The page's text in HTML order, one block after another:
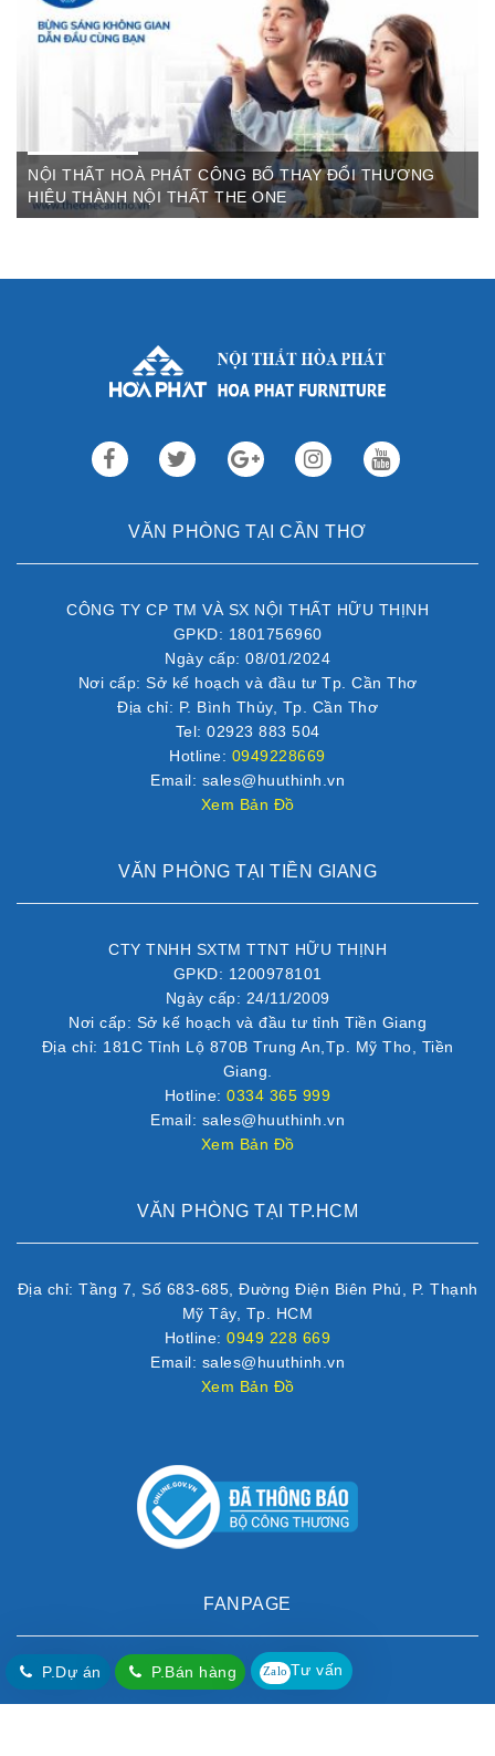
Thất Hòa Phát Ngày ...
NỘI THẤT HOÀ PHÁT CÔNG BỐ THAY ĐỔI THƯƠNG
HIỆU THÀNH NỘI THẤT THE ONE
VĂN PHÒNG TẠI CẦN THƠ
CÔNG TY CP TM VÀ SX NỘI THẤT HỮU THỊNH
GPKD: 1801756960
Ngày cấp: 08/01/2024
Nơi cấp: Sở kế hoạch và đầu tư Tp. Cần Thơ
Địa chỉ: P. Bình Thủy, Tp. Cần Thơ
Tel: 02923 883 504
Hotline: 0949228669
Email: sales@huuthinh.vn
Xem Bản Đồ
VĂN PHÒNG TẠI TIỀN GIANG
CTY TNHH SXTM TTNT HỮU THỊNH
GPKD: 1200978101
Ngày cấp: 24/11/2009
Nơi cấp: Sở kế hoạch và đầu tư tỉnh Tiền Giang
Địa chỉ: 181C Tỉnh Lộ 870B Trung An,Tp. Mỹ Tho, Tiền
Giang.
Hotline:0334 365 999
Email: sales@huuthinh.vn
Xem Bản Đồ
VĂN PHÒNG TẠI TP.HCM
Địa chỉ: Tầng 7, Số 683-685, Đường Điện Biên Phủ, P. Thạnh
Mỹ Tây, Tp. HCM
Hotline:0949 228 669
Email: sales@huuthinh.vn
Xem Bản Đồ
FANPAGE
P.Dự án P.Bán hàng Zalo Tư vấn